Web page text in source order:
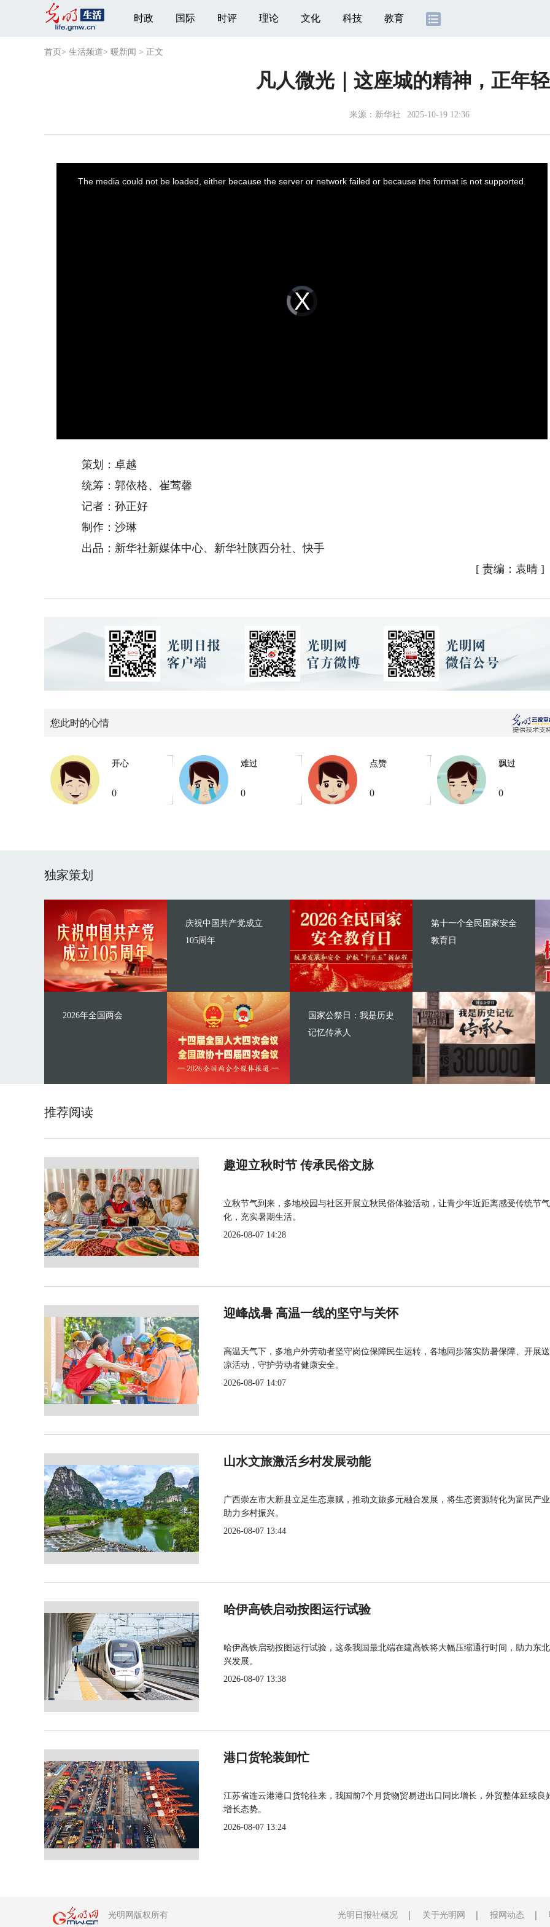
时政 国际 时评 理论 文化 科技 教育
首页 > 生活频道> 暖新闻 > 正文
凡人微光｜这座城的精神，正年
来源： 新华社 2025-10-19 12:36
Video
Player
is
loading.
The media could not be loaded, either because the server or network failed or because the format is not supported.
策划：卓越
统筹：郭依格、崔莺馨
记者：孙正好
制作：沙琳
出品：新华社新媒体中心、新华社陕西分社、快手
[ 责编：袁晴 ]
您此时的心情
开心
0
难过
0
点赞
0
飘过
0
独家策划
庆祝中国共产党成立
105周年
2026年全国两会
第十一个全民国家安全
教育日
国家公祭日：我是历史
记忆传承人
推荐阅读
趣迎立秋时节 传承民俗文脉
立秋节气到来，多地校园与社区开展立秋民俗体验活动，让青少年近距离感受传统节
化，充实暑期生活。
2026-08-07 14:28
迎峰战暑 高温一线的坚守与关怀
高温天气下，多地户外劳动者坚守岗位保障民生运转，各地同步落实防暑保障、开展
凉活动，守护劳动者健康安全。
2026-08-07 14:07
山水文旅激活乡村发展动能
广西崇左市大新县立足生态禀赋，推动文旅多元融合发展，将生态资源转化为富民产
助力乡村振兴。
2026-08-07 13:44
哈伊高铁启动按图运行试验
哈伊高铁启动按图运行试验，这条我国最北端在建高铁将大幅压缩通行时间，助力东
兴发展。
2026-08-07 13:38
港口货轮装卸忙
江苏省连云港港口货轮往来，我国前7个月货物贸易进出口同比增长，外贸整体延续良
增长态势。
2026-08-07 13:24
光明网版权所有 光明日报社概况 关于光明网 报网动态